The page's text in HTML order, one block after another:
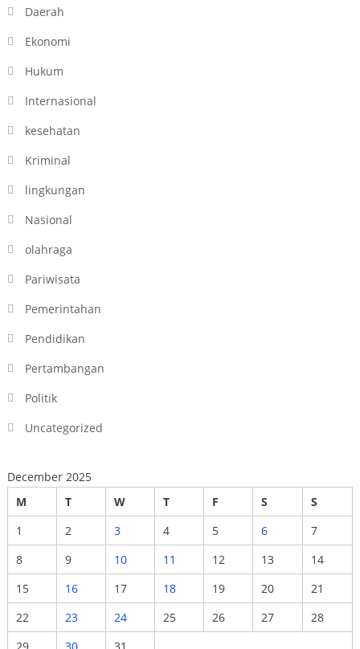
Daerah
Ekonomi
Hukum
Internasional
kesehatan
Kriminal
lingkungan
Nasional
olahraga
Pariwisata
Pemerintahan
Pendidikan
Pertambangan
Politik
Uncategorized
December 2025
M
T W T F S
S
1
2 3 4 5 6
7
8
9 10 11 12 13
14
15
16 17 18 19 20
21
22
23 24 25 26 27
28